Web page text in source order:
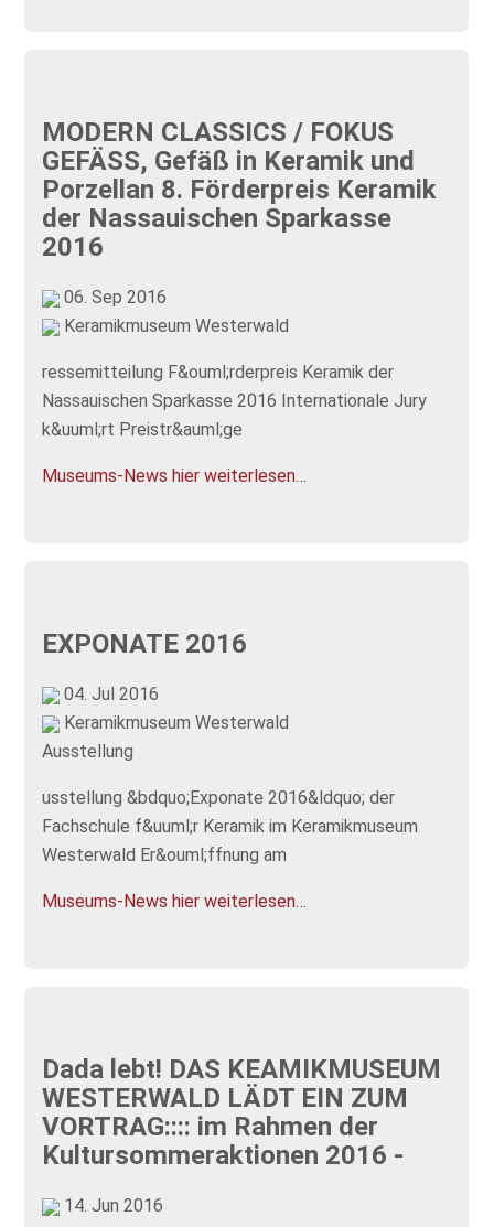
MODERN CLASSICS / FOKUS
GEFÄSS, Gefäß in Keramik und
Porzellan 8. Förderpreis Keramik
der Nassauischen Sparkasse
2016
06. Sep 2016
Keramikmuseum Westerwald
ressemitteilung F&ouml;rderpreis Keramik der
Nassauischen Sparkasse 2016 Internationale Jury
k&uuml;rt Preistr&auml;ge
Museums-News hier weiterlesen…
EXPONATE 2016
04. Jul 2016
Keramikmuseum Westerwald
Ausstellung
usstellung &bdquo;Exponate 2016&ldquo; der
Fachschule f&uuml;r Keramik im Keramikmuseum
Westerwald Er&ouml;ffnung am
Museums-News hier weiterlesen…
Dada lebt! DAS KEAMIKMUSEUM
WESTERWALD LÄDT EIN ZUM
VORTRAG:::: im Rahmen der
Kultursommeraktionen 2016 -
14. Jun 2016